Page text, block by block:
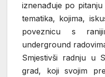
iznenađuje po
tematika, kojima,
poveznicu s
underground
Smjestivši radnju u
grad, koji svojim